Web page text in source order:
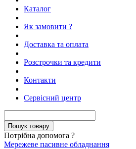
Каталог
Як замовити ?
Доставка та оплата
Розстрочки та кредити
Контакти
Сервісний центр
Потрібна допомога ?
Мережеве пасивне обладнання